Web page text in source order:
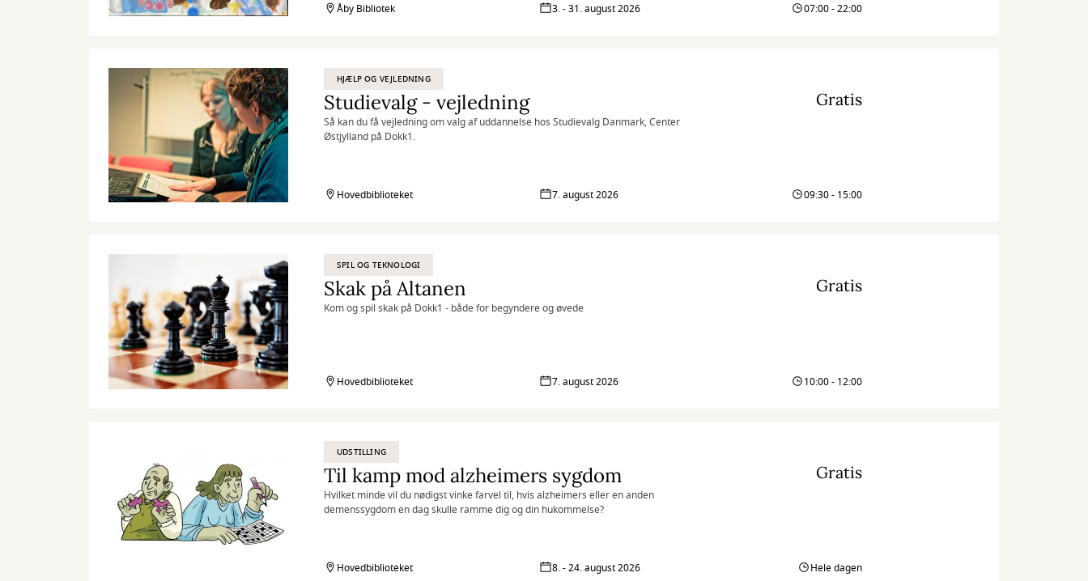
Åby Bibliotek 3. - 31. august 2026 07:00 - 22:00
HJÆLP OG VEJLEDNING
Studievalg - vejledning
Så kan du få vejledning om valg af uddannelse hos Studievalg Danmark, Center
Østjylland på Dokk1.
Gratis
Hovedbiblioteket 7. august 2026 09:30 - 15:00
SPIL OG TEKNOLOGI
Skak på Altanen
Kom og spil skak på Dokk1 - både for begyndere og øvede
Gratis
Hovedbiblioteket 7. august 2026 10:00 - 12:00
UDSTILLING
Til kamp mod alzheimers sygdom
Hvilket minde vil du nødigst vinke farvel til, hvis alzheimers eller en anden
demenssygdom en dag skulle ramme dig og din hukommelse?
Gratis
Hovedbiblioteket 8. - 24. august 2026 Hele dagen